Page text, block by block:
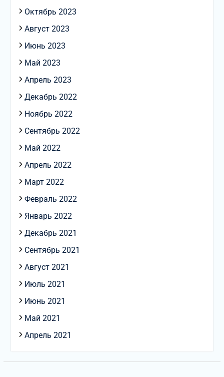
Октябрь 2023
Август 2023
Июнь 2023
Май 2023
Апрель 2023
Декабрь 2022
Ноябрь 2022
Сентябрь 2022
Май 2022
Апрель 2022
Март 2022
Февраль 2022
Январь 2022
Декабрь 2021
Сентябрь 2021
Август 2021
Июль 2021
Июнь 2021
Май 2021
Апрель 2021